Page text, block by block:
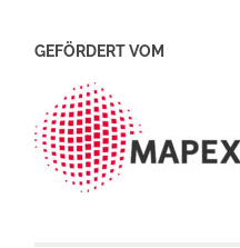
GEFÖRDERT VOM